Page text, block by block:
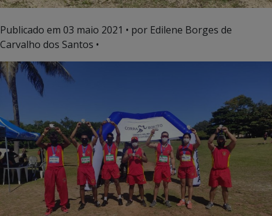
Publicado em 03 maio 2021 • por Edilene Borges de
Carvalho dos Santos •